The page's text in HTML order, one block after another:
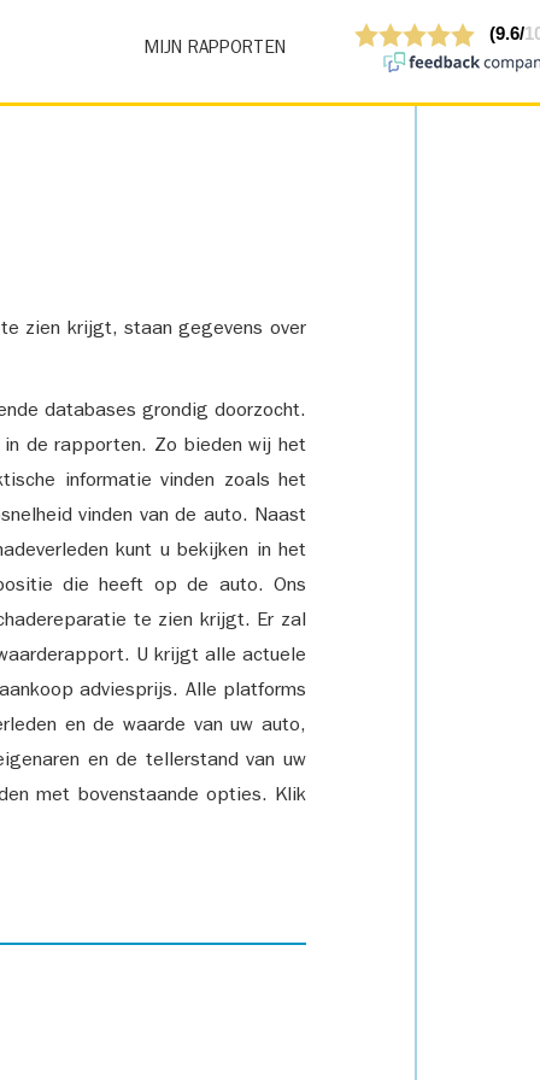
MIJN RAPPORTEN
zien krijgt, staan gegevens over
databases grondig doorzocht.
de rapporten. Zo bieden wij het
informatie vinden zoals het
vinden van de auto. Naast
kunt u bekijken in het
die heeft op de auto. Ons
te zien krijgt. Er zal
U krijgt alle actuele
adviesprijs. Alle platforms
en de waarde van uw auto,
en de tellerstand van uw
met bovenstaande opties. Klik